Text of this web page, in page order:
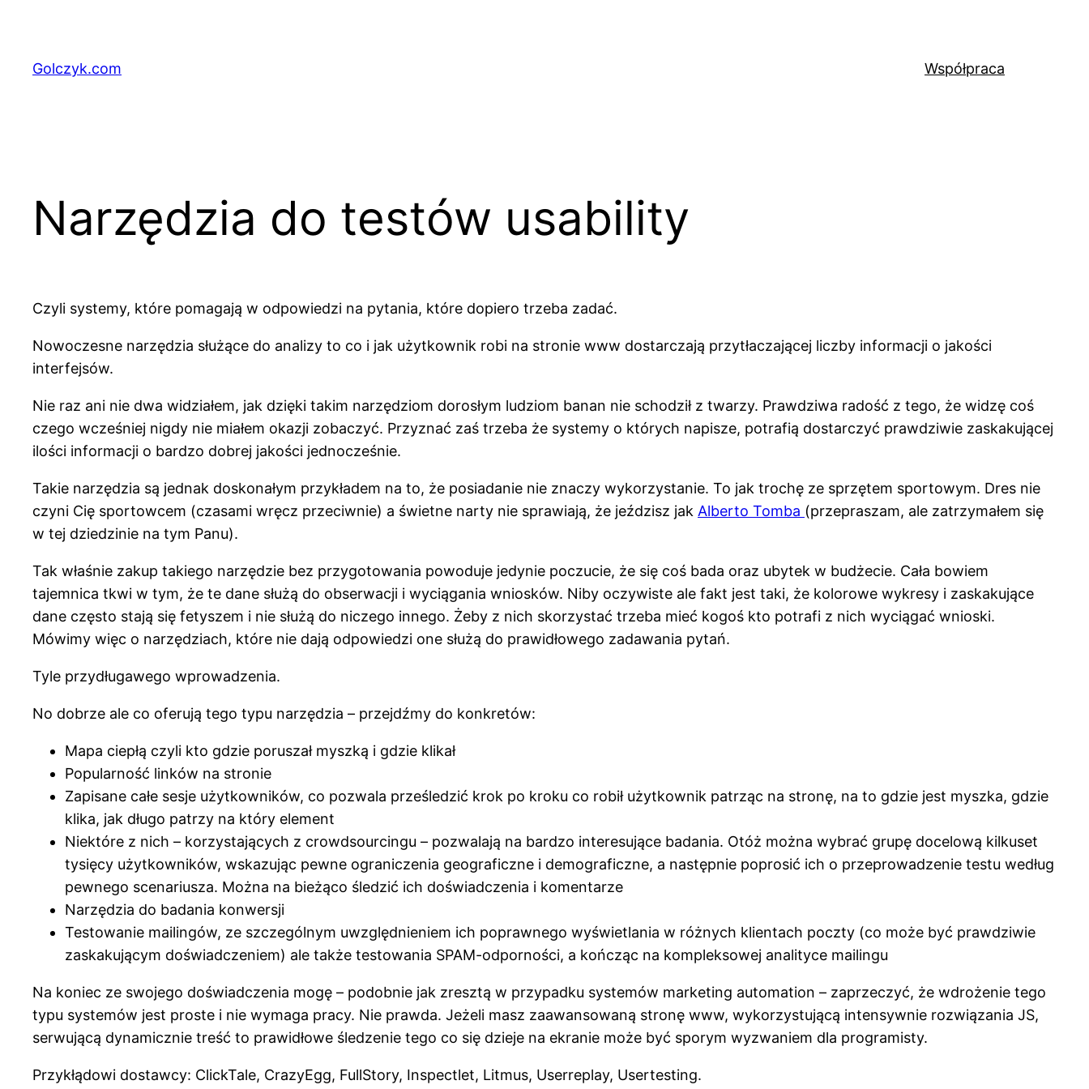
treściGolczyk.com Współpraca
Narzędzia do testów usability
Czyli systemy, które pomagają w odpowiedzi na pytania, które dopiero trzeba zadać.
Nowoczesne narzędzia służące do analizy to co i jak użytkownik robi na stronie www dostarczają przytłaczającej liczby informacji o jakości
interfejsów.
Nie raz ani nie dwa widziałem, jak dzięki takim narzędziom dorosłym ludziom banan nie schodził z twarzy. Prawdziwa radość z tego, że widzę coś
czego wcześniej nigdy nie miałem okazji zobaczyć. Przyznać zaś trzeba że systemy o których napisze, potrafią dostarczyć prawdziwie zaskakującej
ilości informacji o bardzo dobrej jakości jednocześnie.
Takie narzędzia są jednak doskonałym przykładem na to, że posiadanie nie znaczy wykorzystanie. To jak trochę ze sprzętem sportowym. Dres nie
czyni Cię sportowcem (czasami wręcz przeciwnie) a świetne narty nie sprawiają, że jeździsz jak Alberto Tomba (przepraszam, ale zatrzymałem się
w tej dziedzinie na tym Panu).
Tak właśnie zakup takiego narzędzie bez przygotowania powoduje jedynie poczucie, że się coś bada oraz ubytek w budżecie. Cała bowiem
tajemnica tkwi w tym, że te dane służą do obserwacji i wyciągania wniosków. Niby oczywiste ale fakt jest taki, że kolorowe wykresy i zaskakujące
dane często stają się fetyszem i nie służą do niczego innego. Żeby z nich skorzystać trzeba mieć kogoś kto potrafi z nich wyciągać wnioski.
Mówimy więc o narzędziach, które nie dają odpowiedzi one służą do prawidłowego zadawania pytań.
Tyle przydługawego wprowadzenia.
No dobrze ale co oferują tego typu narzędzia – przejdźmy do konkretów:
Mapa ciepłą czyli kto gdzie poruszał myszką i gdzie klikał
Popularność linków na stronie
Zapisane całe sesje użytkowników, co pozwala prześledzić krok po kroku co robił użytkownik patrząc na stronę, na to gdzie jest myszka, gdzie
klika, jak długo patrzy na który element
Niektóre z nich – korzystających z crowdsourcingu – pozwalają na bardzo interesujące badania. Otóż można wybrać grupę docelową kilkuset
tysięcy użytkowników, wskazując pewne ograniczenia geograficzne i demograficzne, a następnie poprosić ich o przeprowadzenie testu według
pewnego scenariusza. Można na bieżąco śledzić ich doświadczenia i komentarze
Narzędzia do badania konwersji
Testowanie mailingów, ze szczególnym uwzględnieniem ich poprawnego wyświetlania w różnych klientach poczty (co może być prawdziwie
zaskakującym doświadczeniem) ale także testowania SPAM-odporności, a kończąc na kompleksowej analityce mailingu
Na koniec ze swojego doświadczenia mogę – podobnie jak zresztą w przypadku systemów marketing automation – zaprzeczyć, że wdrożenie tego
typu systemów jest proste i nie wymaga pracy. Nie prawda. Jeżeli masz zaawansowaną stronę www, wykorzystującą intensywnie rozwiązania JS,
serwującą dynamicznie treść to prawidłowe śledzenie tego co się dzieje na ekranie może być sporym wyzwaniem dla programisty.
Przykłądowi dostawcy: ClickTale, CrazyEgg, FullStory, Inspectlet, Litmus, Userreplay, Usertesting.